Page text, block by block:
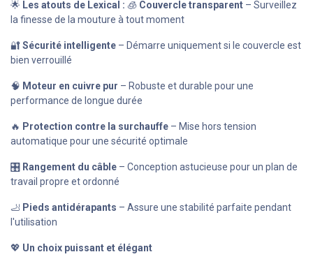
🌟 Les atouts de Lexical : 🧊 Couvercle transparent – Surveillez
la finesse de la mouture à tout moment
🔐 Sécurité intelligente – Démarre uniquement si le couvercle est
bien verrouillé
🧠 Moteur en cuivre pur – Robuste et durable pour une
performance de longue durée
🔥 Protection contre la surchauffe – Mise hors tension
automatique pour une sécurité optimale
🎛️ Rangement du câble – Conception astucieuse pour un plan de
travail propre et ordonné
🦶 Pieds antidérapants – Assure une stabilité parfaite pendant
l'utilisation
💖 Un choix puissant et élégant